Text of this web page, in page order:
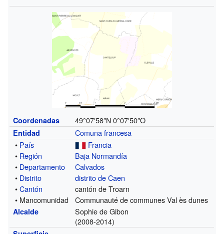
Coordenadas 49°07′58″N 0°07′50″O
Entidad
Comuna francesa
• País
Francia
• Región
Baja Normandía
• Departamento
Calvados
• Distrito
distrito de Caen
•Cantón
cantón de Troarn
• Mancomunidad
Communauté de communes Val ès dunes
Alcalde
Sophie de Gibon
(2008-2014)